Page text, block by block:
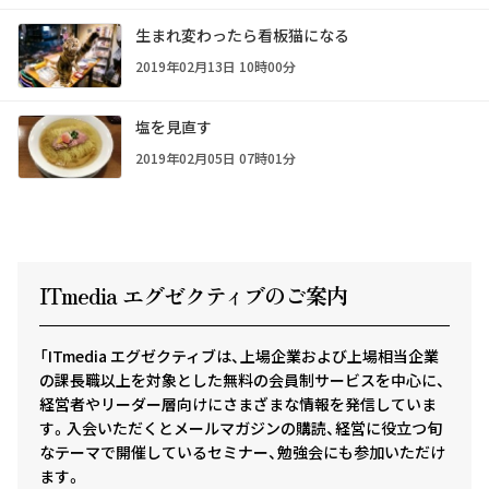
生まれ変わったら看板猫になる
2019年02月13日 10時00分
塩を見直す
2019年02月05日 07時01分
ITmedia エグゼクティ ブのご案内
「ITmedia エグゼクティブは、上場企業および上場相当企業
の課長職以上を対象とした無料の会員制サービスを中心に、
経営者やリーダー層向けにさまざまな情報を発信していま
す。入会いただくとメールマガジンの購読、経営に役立つ旬
なテーマで開催しているセミナー、勉強会にも参加いただけ
ます。